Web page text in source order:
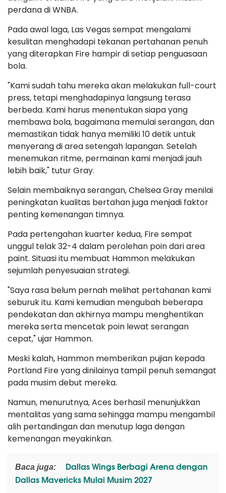
perdana di WNBA.
Pada awal laga, Las Vegas sempat mengalami
kesulitan menghadapi tekanan pertahanan penuh
yang diterapkan Fire hampir di setiap penguasaan
bola.
"Kami sudah tahu mereka akan melakukan full-court
press, tetapi menghadapinya langsung terasa
berbeda. Kami harus menentukan siapa yang
membawa bola, bagaimana memulai serangan, dan
memastikan tidak hanya memiliki 10 detik untuk
menyerang di area setengah lapangan. Setelah
menemukan ritme, permainan kami menjadi jauh
lebih baik," tutur Gray.
Selain membaiknya serangan, Chelsea Gray menilai
peningkatan kualitas bertahan juga menjadi faktor
penting kemenangan timnya.
Pada pertengahan kuarter kedua, Fire sempat
unggul telak 32-4 dalam perolehan poin dari area
paint. Situasi itu membuat Hammon melakukan
sejumlah penyesuaian strategi.
"Saya rasa belum pernah melihat pertahanan kami
seburuk itu. Kami kemudian mengubah beberapa
pendekatan dan akhirnya mampu menghentikan
mereka serta mencetak poin lewat serangan
cepat," ujar Hammon.
Meski kalah, Hammon memberikan pujian kepada
Portland Fire yang dinilainya tampil penuh semangat
pada musim debut mereka.
Namun, menurutnya, Aces berhasil menunjukkan
mentalitas yang sama sehingga mampu mengambil
alih pertandingan dan menutup laga dengan
kemenangan meyakinkan.
Baca juga:
Dallas Wings Berbagi Arena dengan
Dallas Mavericks Mulai Musim 2027